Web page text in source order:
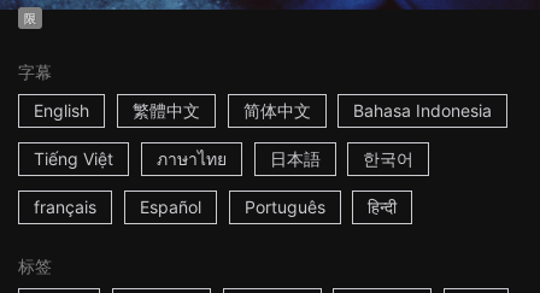
限
字幕
English
繁體中文 简体中文 Bahasa Indonesia
Tiếng Việt ภาษาไทย 日本語 한국어
français Español Português हिन्दी
标签